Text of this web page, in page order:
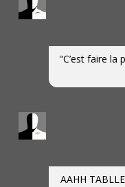
"C’est faire la
AAHH